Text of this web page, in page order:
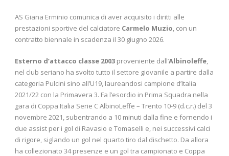
AS Giana Erminio comunica di aver acquisito i diritti alle
prestazioni sportive del calciatore Carmelo Muzio, con un
contratto biennale in scadenza il 30 giugno 2026.
Esterno d’attacco classe 2003 proveniente dall’Albinoleffe,
nel club seriano ha svolto tutto il settore giovanile a partire dalla
categoria Pulcini sino all’U19, laureandosi campione d’Italia
2021/22 con la Primavera 3. Fa l’esordio in Prima Squadra nella
gara di Coppa Italia Serie C AlbinoLeffe – Trento 10-9 (d.c.r.) del 3
novembre 2021, subentrando a 10 minuti dalla fine e fornendo i
due assist per i gol di Ravasio e Tomaselli e, nei successivi calci
di rigore, siglando un gol nel quarto tiro dal dischetto. Da allora
ha collezionato 34 presenze e un gol tra campionato e Coppa